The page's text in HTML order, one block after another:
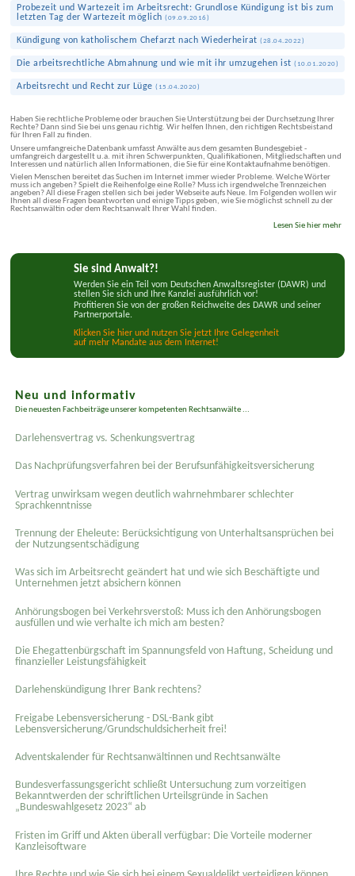
Probezeit und Wartezeit im Arbeits­recht: Grundlose Kündigung ist bis zum
letzten Tag der Wartezeit möglich( 09.09.2016)
Kündigung von katholischem Chefarzt nach Wieder­heirat( 28.04.2022 )
Die arbeitsrechtliche Abmahnung und wie mit ihr umzugehen ist( 10.01.2020)
Arbeits­recht und Recht zur Lüge( 15.04.2020)
Haben Sie rechtliche Probleme oder brauchen Sie Unterstützung bei der Durchsetzung Ihrer
Rechte? Dann sind Sie bei uns genau richtig. Wir helfen Ihnen, den richtigen Rechtsbeistand
für Ihren Fall zu finden.
Unsere umfangreiche Datenbank umfasst Anwälte aus dem gesamten Bundesgebiet -
umfangreich dargestellt u.a. mit ihren Schwerpunkten, Qualifikationen, Mitgliedschaften und
Interessen und natürlich allen Informationen, die Sie für eine Kontaktaufnahme benötigen.
Vielen Menschen bereitet das Suchen im Internet immer wieder Probleme. Welche Wörter
muss ich angeben? Spielt die Reihenfolge eine Rolle? Muss ich irgendwelche Trennzeichen
angeben? All diese Fragen stellen sich bei jeder Webseite aufs Neue. Im Folgenden wollen wir
Ihnen all diese Fragen beantworten und einige Tipps geben, wie Sie möglichst schnell zu der
Rechtsanwältin oder dem Rechtsanwalt Ihrer Wahl finden.
Lesen Sie hier mehr
Sie sind Anwalt?!
Werden Sie ein Teil vom Deutschen Anwaltsregister (DAWR) und
stellen Sie sich und Ihre Kanzlei ausführlich vor!
Profitieren Sie von der großen Reichweite des DAWR und seiner
Partnerportale.
Klicken Sie hier und nutzen Sie jetzt Ihre Gelegenheit
auf mehr Mandate aus dem Internet!
Neu und informativ
Die neuesten Fachbeiträge unserer kompetenten Rechtsanwälte ...
Darlehensvertrag vs. Schenkungsvertrag
Das Nachprüfungsverfahren bei der Berufsunfähigkeitsversicherung
Vertrag unwirksam wegen deutlich wahrnehmbarer schlechter
Sprachkenntnisse
Trennung der Eheleute: Berücksichtigung von Unterhaltsansprüchen bei
der Nutzungsentschädigung
Was sich im Arbeitsrecht geändert hat und wie sich Beschäftigte und
Unternehmen jetzt absichern können
Anhörungsbogen bei Verkehrsverstoß: Muss ich den Anhörungsbogen
ausfüllen und wie verhalte ich mich am besten?
Die Ehegattenbürgschaft im Spannungsfeld von Haftung, Scheidung und
finanzieller Leistungsfähigkeit
Darlehenskündigung Ihrer Bank rechtens?
Freigabe Lebensversicherung - DSL-Bank gibt
Lebensversicherung/Grundschuldsicherheit frei!
Adventskalender für Rechtsanwältinnen und Rechtsanwälte
Bundesverfassungsgericht schließt Untersuchung zum vorzeitigen
Bekanntwerden der schriftlichen Urteilsgründe in Sachen
„Bundeswahlgesetz 2023“ ab
Fristen im Griff und Akten überall verfügbar: Die Vorteile moderner
Kanzleisoftware